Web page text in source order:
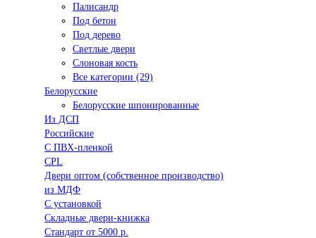
Палисандр
Под бетон
Под дерево
Светлые двери
Слоновая кость
Все категории (29)
Белорусские
Белорусские шпонированные
Из ДСП
Российские
C ПВХ-пленкой
CPL
Двери оптом (собственное производство)
из МДФ
С установкой
Складные двери-книжка
Стандарт от 5000 р.